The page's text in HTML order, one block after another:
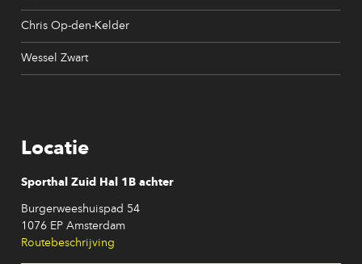
Chris Op-den-Kelder
Wessel Zwart
Locatie
Sporthal Zuid Hal 1B achter
Burgerweeshuispad 54
1076 EP Amsterdam
Routebeschrijving